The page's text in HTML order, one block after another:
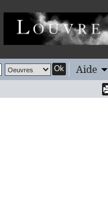
Ok Aide